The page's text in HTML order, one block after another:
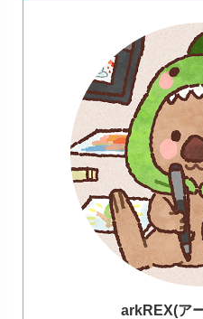
arkREX(ア